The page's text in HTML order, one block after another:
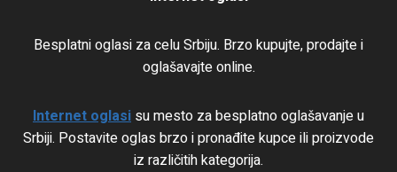
Besplatni oglasi za celu Srbiju. Brzo kupujte, prodajte i
oglašavajte online.
Internet oglasi su mesto za besplatno oglašavanje u
Srbiji. Postavite oglas brzo i pronađite kupce ili proizvode
iz različitih kategorija.